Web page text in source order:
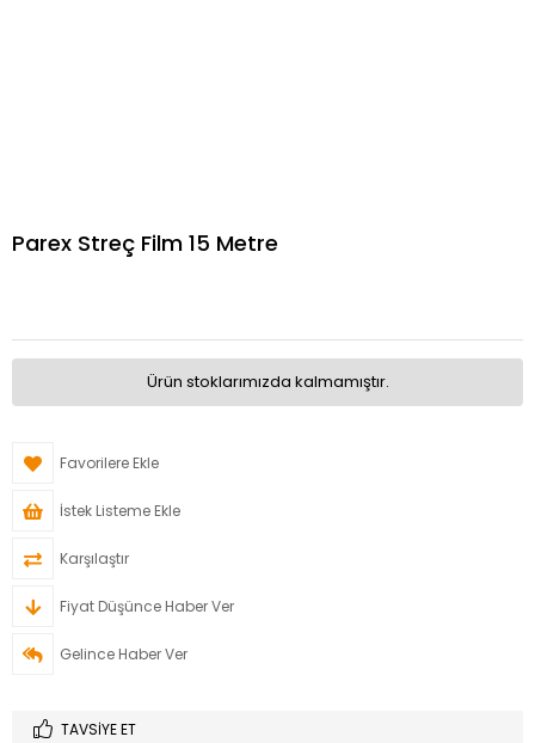
Parex Streç Film 15 Metre
Ürün stoklarımızda kalmamıştır.
Favorilere Ekle
İstek Listeme Ekle
Karşılaştır
Fiyat Düşünce Haber Ver
Gelince Haber Ver
TAVSIYE ET